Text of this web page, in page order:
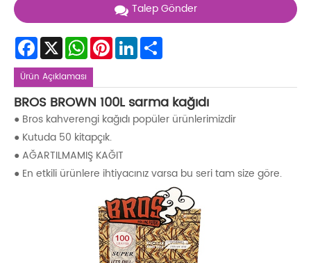
Talep Gönder
Facebook
X WhatsAppPinterestLinkedIn
Ürün Açıklaması
BROS BROWN 100L sarma kağıdı
● Bros kahverengi kağıdı popüler ürünlerimizdir
● Kutuda 50 kitapçık.
● AĞARTILMAMIŞ KAĞIT
● En etkili ürünlere ihtiyacınız varsa bu seri tam size göre.